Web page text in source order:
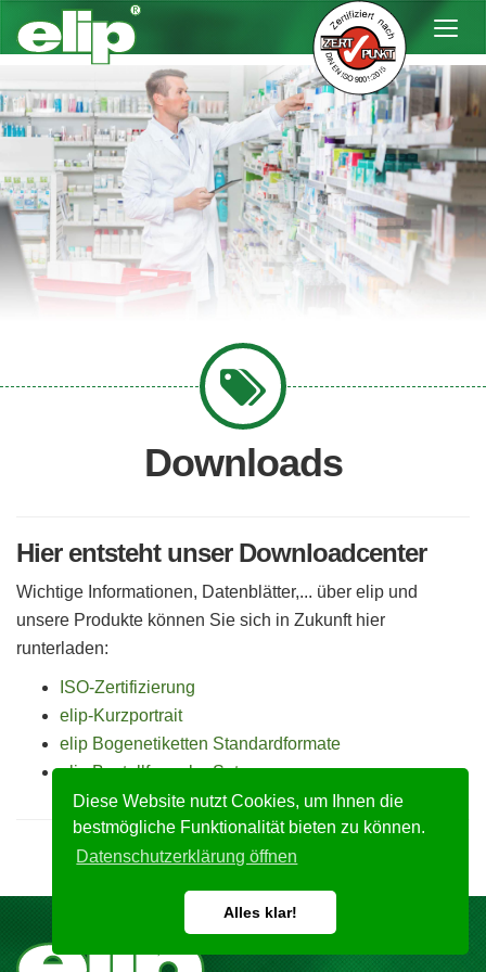
Diese Website nutzt Cookies, um Ihnen die
bestmögliche Funktionalität bieten zu können.
Datenschutzerklärung öffnen
Alles klar!
Downloads
Hier entsteht unser Downloadcenter
Wichtige Informationen, Datenblätter,... über elip und
unsere Produkte können Sie sich in Zukunft hier
runterladen:
ISO-Zertifizierung
elip-Kurzportrait
elip Bogenetiketten Standardformate
elip Bestellformular Sets